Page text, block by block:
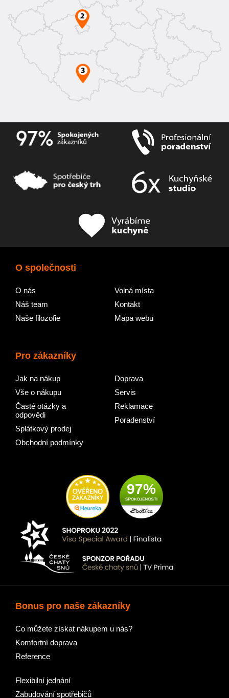
O společnosti
O nás
Náš team
Naše filozofie
Volná místa
Kontakt
Mapa webu
Pro zákazníky
Jak na nákup
Vše o nákupu
Časté otázky a
odpovědi
Splátkový prodej
Obchodní podmínky
Doprava
Servis
Reklamace
Poradenství
97%
Bonus pro naše zákazníky
Co můžete získat nákupem u nás?
Komfortní doprava
Reference
Flexibilní jednání
Zabudování spotřebičů